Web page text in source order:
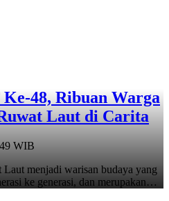
48, Ribuan Warga
Laut di Carita
WIB
menjadi warisan budaya yang
ke generasi, dan merupakan…